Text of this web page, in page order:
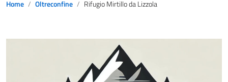
Home Oltreconfine Rifugio Mirtillo da Lizzola